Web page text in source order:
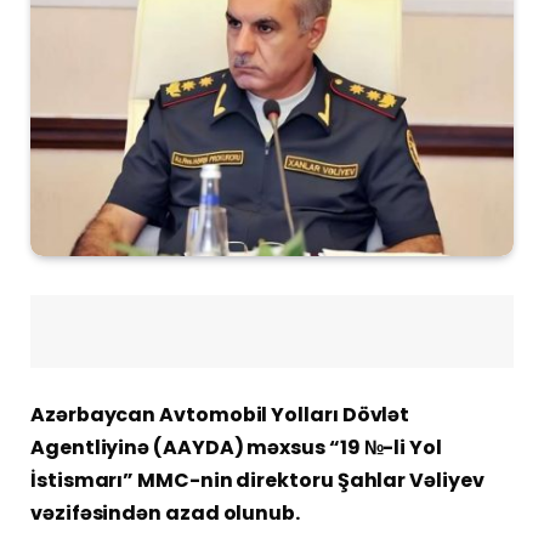
Azərbaycan Avtomobil Yolları Dövlət
Agentliyinə (AAYDA) məxsus “19 №-li Yol
İstismarı” MMC-nin direktoru Şahlar Vəliyev
vəzifəsindən azad olunub.